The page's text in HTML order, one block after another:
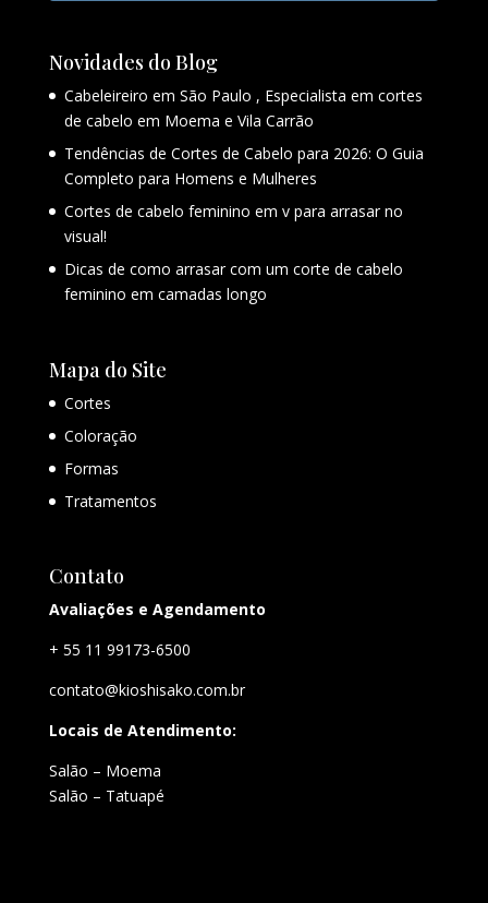
Novidades do Blog
Cabeleireiro em São Paulo , Especialista em cortes
de cabelo em Moema e Vila Carrão
Tendências de Cortes de Cabelo para 2026: O Guia
Completo para Homens e Mulheres
Cortes de cabelo feminino em v para arrasar no
visual!
Dicas de como arrasar com um corte de cabelo
feminino em camadas longo
Mapa do Site
Cortes
Coloração
Formas
Tratamentos
Contato
Avaliações e Agendamento
+ 55 11 99173-6500
contato@kioshisako.com.br
Locais de Atendimento:
Salão – Moema
Salão – Tatuapé